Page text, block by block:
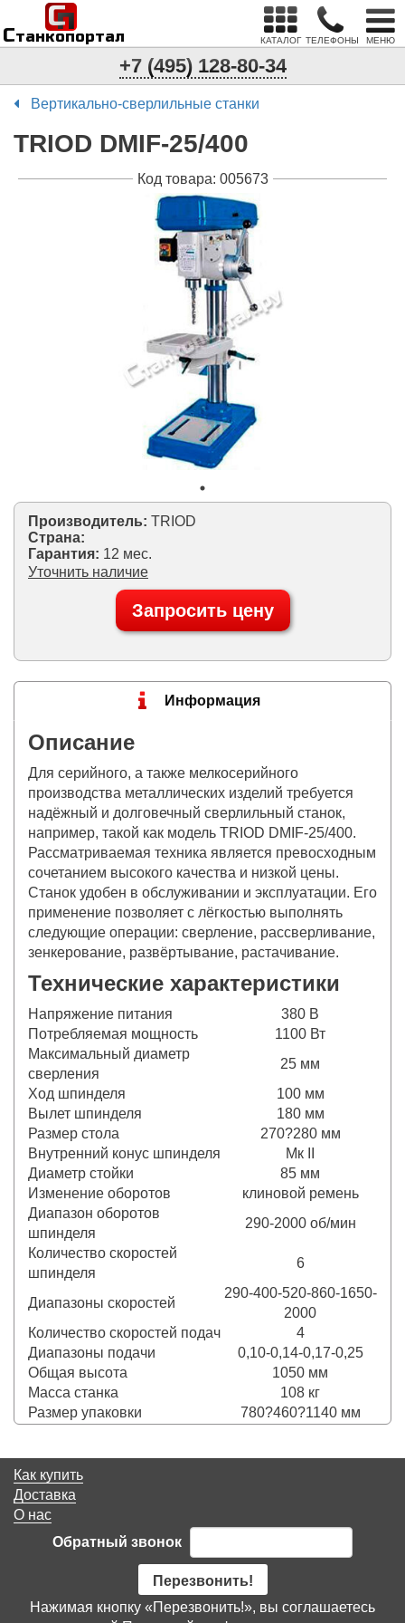
Станкопортал
п
С
КАТАЛОГ ТЕЛЕФОНЫ МЕНЮ
+7 (495) 128-80-34
Вертикально-сверлильные станки
TRIOD DMIF-25/400
Код товара: 005673
Производитель: TRIOD
Страна:
Гарантия: 12 мес.
Уточнить наличие
Запросить цену
Информация
Описание
Для серийного, а также мелкосерийного
производства металлических изделий требуется
надёжный и долговечный сверлильный станок,
например, такой как модель TRIOD DMIF-25/400.
Рассматриваемая техника является превосходным
сочетанием высокого качества и низкой цены.
Станок удобен в обслуживании и эксплуатации. Его
применение позволяет с лёгкостью выполнять
следующие операции: сверление, рассверливание,
зенкерование, развёртывание, растачивание.
Технические характеристики
Напряжение питания
380 В
Потребляемая мощность
1100 Вт
Максимальный диаметр
сверления
25 мм
Ход шпинделя
100 мм
Вылет шпинделя
180 мм
Размер стола
270?280 мм
Внутренний конус шпинделя
Мк II
Диаметр стойки
85 мм
Изменение оборотов
клиновой ремень
Диапазон оборотов
шпинделя
290-2000 об/мин
Количество скоростей
шпинделя
6
Диапазоны скоростей
290-400-520-860-1650-
2000
Количество скоростей подач
4
Диапазоны подачи
0,10-0,14-0,17-0,25
Общая высота
1050 мм
Масса станка
108 кг
Размер упаковки
780?460?1140 мм
Как купить
Доставка
О нас
Обратный звонок
Перезвонить!
Нажимая кнопку «Перезвонить!», вы соглашаетесь